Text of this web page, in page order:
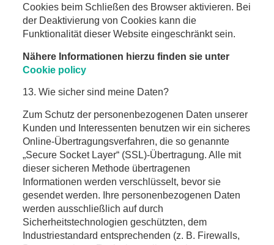
Cookies beim Schließen des Browser aktivieren. Bei
der Deaktivierung von Cookies kann die
Funktionalität dieser Website eingeschränkt sein.
Nähere Informationen hierzu finden sie unter
Cookie policy
13. Wie sicher sind meine Daten?
Zum Schutz der personenbezogenen Daten unserer
Kunden und Interessenten benutzen wir ein sicheres
Online-Übertragungsverfahren, die so genannte
„Secure Socket Layer“ (SSL)-Übertragung. Alle mit
dieser sicheren Methode übertragenen
Informationen werden verschlüsselt, bevor sie
gesendet werden. Ihre personenbezogenen Daten
werden ausschließlich auf durch
Sicherheitstechnologien geschützten, dem
Industriestandard entsprechenden (z. B. Firewalls,